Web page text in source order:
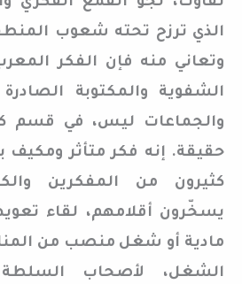
تفاوت، لجو القمع الفكري
الذي ترزح تحته شعوب
وتعاني منه فإن الفكر
الشفوية والمكتوبة
والجماعات ليس، في قسم
حقيقة. إنه فكر متأثر ومكيف
كثيرون من المفكرين
يسخّرون أقلامهم، لقاء
مادية أو شغل منصب من
الشغل، لأصحاب السلطة